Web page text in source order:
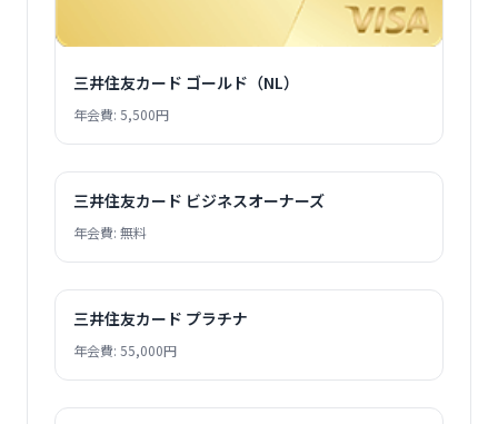
三井住友カード ゴールド（NL）
年会費: 5,500円
三井住友カード ビジネスオーナーズ
年会費: 無料
三井住友カード プラチナ
年会費: 55,000円